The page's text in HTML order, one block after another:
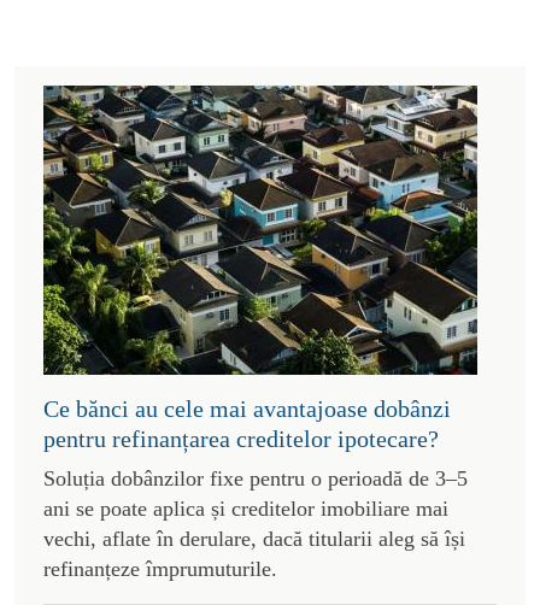
Ce bănci au cele mai avantajoase dobânzi
pentru refinanțarea creditelor ipotecare?
Soluția dobânzilor fixe pentru o perioadă de 3–5
ani se poate aplica și creditelor imobiliare mai
vechi, aflate în derulare, dacă titularii aleg să își
refinanțeze împrumuturile.